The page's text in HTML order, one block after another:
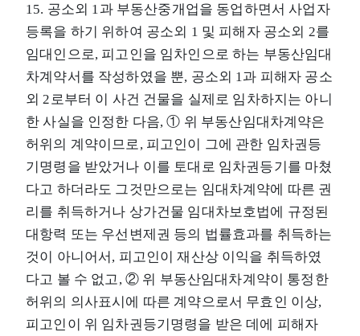
15. 공소외 1과 부동산중개업을 동업하면서 사업자
등록을 하기 위하여 공소외 1 및 피해자 공소외 2를
임대인으로, 피고인을 임차인으로 하는 부동산임대
차계약서를 작성하였을 뿐, 공소외 1과 피해자 공소
외 2로부터 이 사건 건물을 실제로 임차하지는 아니
한 사실을 인정한 다음, ① 위 부동산임대차계약은
허위의 계약이므로, 피고인이 그에 관한 임차권등
기명령을 받았거나 이를 토대로 임차권등기를 마쳤
다고 하더라도 그것만으로는 임대차계약에 따른 권
리를 취득하거나 상가건물 임대차보호법에 규정된
대항력 또는 우선변제권 등의 법률효과를 취득하는
것이 아니어서, 피고인이 재산상 이익을 취득하였
다고 볼 수 없고, ② 위 부동산임대차계약이 통정한
허위의 의사표시에 따른 계약으로서 무효인 이상,
피고인이 위 임차권등기명령을 받은 데에 피해자